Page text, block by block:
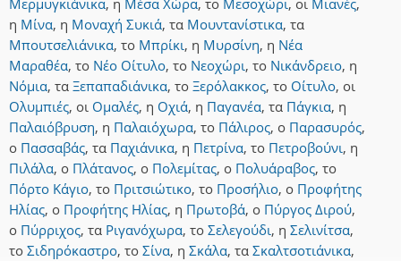
Μερμυγκιάνικα, η Μέσα Χώρα, το Μεσοχώρι, οι Μιανές,
η Μίνα, η Μοναχή Συκιά, τα Μουντανίστικα, τα
Μπουτσελιάνικα, το Μπρίκι, η Μυρσίνη, η Νέα
Μαραθέα, το Νέο Οίτυλο, το Νεοχώρι, το Νικάνδρειο, η
Νόμια, τα Ξεπαπαδιάνικα, το Ξερόλακκος, το Οίτυλο, οι
Ολυμπιές, οι Ομαλές, η Οχιά, η Παγανέα, τα Πάγκια, η
Παλαιόβρυση, η Παλαιόχωρα, το Πάλιρος, ο Παρασυρός,
ο Πασσαβάς, τα Παχιάνικα, η Πετρίνα, το Πετροβούνι, η
Πιλάλα, ο Πλάτανος, ο Πολεμίτας, ο Πολυάραβος, το
Πόρτο Κάγιο, το Πριτσιώτικο, το Προσήλιο, ο Προφήτης
Ηλίας, ο Προφήτης Ηλίας, η Πρωτοβά, ο Πύργος Διρού,
ο Πύρριχος, τα Ριγανόχωρα, το Σελεγούδι, η Σελινίτσα,
το Σιδηρόκαστρο, το Σίνα, η Σκάλα, τα Σκαλτσοτιάνικα,